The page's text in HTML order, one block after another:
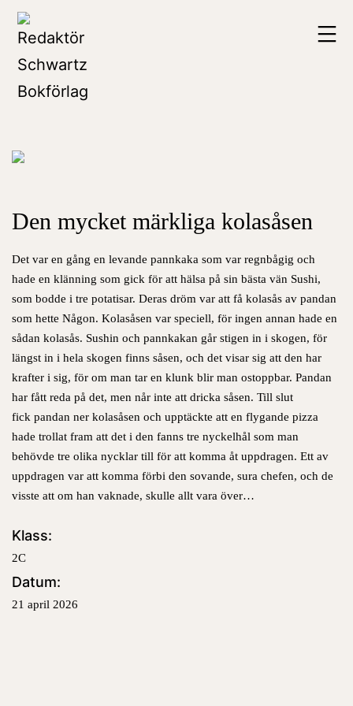
Hoppa
innehåll
Redaktör
Schwartz
Bokförlag
Den mycket märkliga kolasåsen
Det var en gång en levande pannkaka som var regnbågig och
hade en klänning som gick för att hälsa på sin bästa vän Sushi,
som bodde i tre potatisar. Deras dröm var att få kolasås av pandan
som hette Någon. Kolasåsen var speciell, för ingen annan hade en
sådan kolasås. Sushin och pannkakan går stigen in i skogen, för
längst in i hela skogen finns såsen, och det visar sig att den har
krafter i sig, för om man tar en klunk blir man ostoppbar. Pandan
har fått reda på det, men når inte att dricka såsen. Till slut
fick pandan ner kolasåsen och upptäckte att en flygande pizza
hade trollat fram att det i den fanns tre nyckelhål som man
behövde tre olika nycklar till för att komma åt uppdragen. Ett av
uppdragen var att komma förbi den sovande, sura chefen, och de
visste att om han vaknade, skulle allt vara över…
Klass:
2C
Datum:
21 april 2026